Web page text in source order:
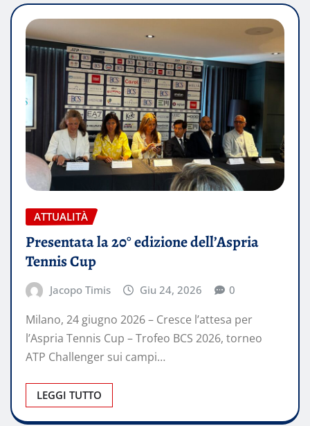
ATTUALITÀ
Presentata la 20° edizione dell’Aspria
Tennis Cup
Jacopo Timis Giu 24, 2026 0
Milano, 24 giugno 2026 – Cresce l’attesa per
l’Aspria Tennis Cup – Trofeo BCS 2026, torneo
ATP Challenger sui campi…
LEGGI TUTTO